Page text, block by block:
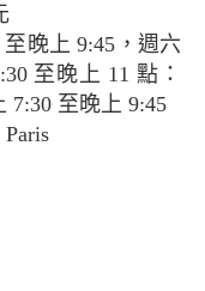
晚上 9:45，週六
至晚上 11 點：
7:30 至晚上 9:45
Paris